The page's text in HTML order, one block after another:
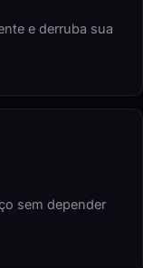
e derruba sua
sem depender